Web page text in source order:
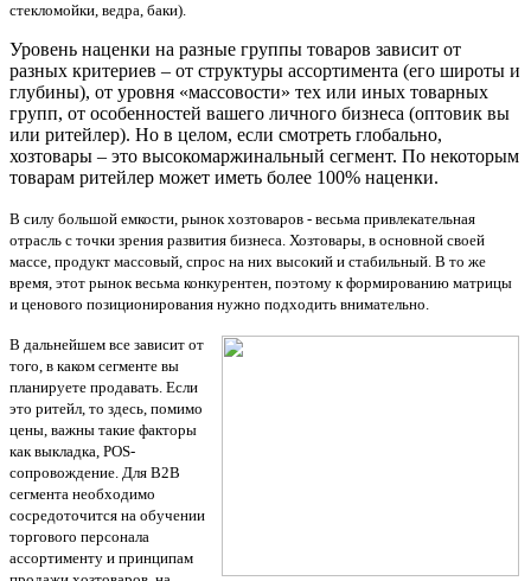
стекломойки, ведра, баки).
Уровень наценки на разные группы товаров зависит от
разных критериев – от структуры ассортимента (его широты и
глубины), от уровня «массовости» тех или иных товарных
групп, от особенностей вашего личного бизнеса (оптовик вы
или ритейлер). Но в целом, если смотреть глобально,
хозтовары – это высокомаржинальный сегмент. По некоторым
товарам ритейлер может иметь более 100% наценки.
В силу большой емкости, рынок хозтоваров - весьма привлекательная
отрасль с точки зрения развития бизнеса. Хозтовары, в основной своей
массе, продукт массовый, спрос на них высокий и стабильный. В то же
время, этот рынок весьма конкурентен, поэтому к формированию матрицы
и ценового позиционирования нужно подходить внимательно.
В дальнейшем все зависит от
того, в каком сегменте вы
планируете продавать. Если
это ритейл, то здесь, помимо
цены, важны такие факторы
как выкладка, POS-
сопровождение. Для B2B
сегмента необходимо
сосредоточится на обучении
торгового персонала
ассортименту и принципам